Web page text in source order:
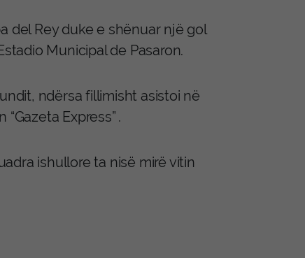
del Rey duke e shënuar një gol
Municipal de Pasaron.
ndërsa fillimisht asistoi në
Express” .
ishullore ta nisë mirë vitin